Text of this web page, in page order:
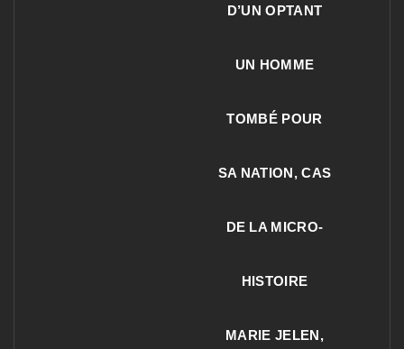
D’UN OPTANT
UN HOMME
TOMBÉ POUR
SA NATION, CAS
DE LA MICRO-
HISTOIRE
MARIE JELEN,